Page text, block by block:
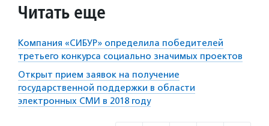
Читать еще
Компания «СИБУР» определила победителей
третьего конкурса социально значимых проектов
Открыт прием заявок на получение
государственной поддержки в области
электронных СМИ в 2018 году